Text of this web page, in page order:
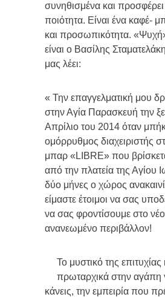
συνηθισμένα και
ποιότητα. Είναι ένα καφέ-
και προσωπικότητα.
είναι ο Βασίλης
μας λέει:
« Την επαγγελματική μου
στην Αγία Παρασκευή την
Απρίλιο του 2014 όταν
ομόρρυθμος διαχειριστής
μπαρ «LIBRE» που
από την πλατεία της Αγίου
δύο μήνες ο χώρος
είμαστε έτοιμοι να σας
να σας φροντίσουμε στο
ανανεωμένο περιβάλλον!
Το μυστικό της επιτυχίας
πρωταρχικά στην αγάπη
κάνεις, την εμπειρία που